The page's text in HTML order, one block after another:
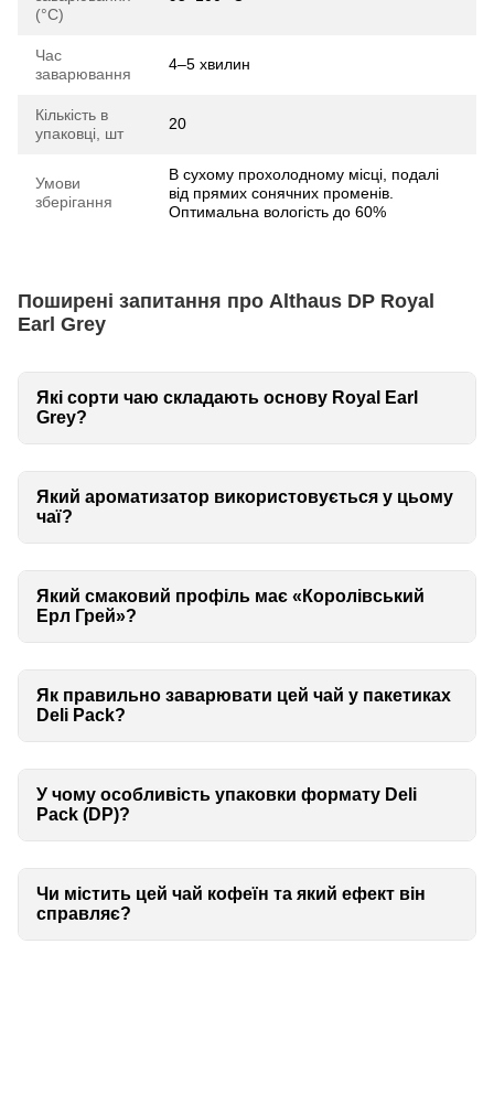
(°C)
Час
заварювання
4–5 хвилин
Кількість в
упаковці, шт
20
Умови
зберігання
В сухому прохолодному місці, подалі
від прямих сонячних променів.
Оптимальна вологість до 60%
Поширені запитання про Althaus DP Royal
Earl Grey
Які сорти чаю складають основу Royal Earl
Grey?
Який ароматизатор використовується у цьому
чаї?
Який смаковий профіль має «Королівський
Ерл Грей»?
Як правильно заварювати цей чай у пакетиках
Deli Pack?
У чому особливість упаковки формату Deli
Pack (DP)?
Чи містить цей чай кофеїн та який ефект він
справляє?